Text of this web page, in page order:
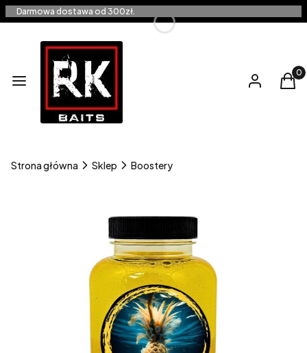
Darmowa dostawa od 300zł.
Menu Zaloguj się
Strona główna Sklep Boostery